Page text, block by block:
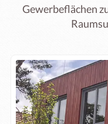
Gewerbeflächen